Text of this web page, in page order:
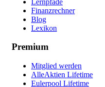
Finanzrechner
Blog
Lexikon
Premium
Mitglied werden
AlleAktien Lifetime
Eulerpool Lifetime